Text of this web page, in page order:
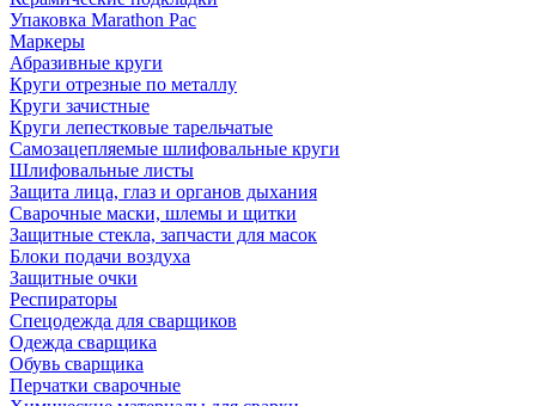
Упаковка Marathon Pac
Маркеры
Абразивные круги
Круги отрезные по металлу
Круги зачистные
Круги лепестковые тарельчатые
Самозацепляемые шлифовальные круги
Шлифовальные листы
Защита лица, глаз и органов дыхания
Сварочные маски, шлемы и щитки
Защитные стекла, запчасти для масок
Блоки подачи воздуха
Защитные очки
Респираторы
Спецодежда для сварщиков
Одежда сварщика
Обувь сварщика
Перчатки сварочные